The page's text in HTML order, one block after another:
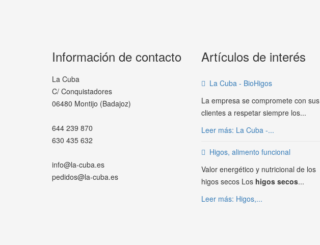
Información de contacto
La Cuba
C/ Conquistadores
06480 Montijo (Badajoz)
644 239 870
630 435 632
info@la-cuba.es
pedidos@la-cuba.es
Artículos de interés
La Cuba - BioHigos
La empresa se compromete con sus
clientes a respetar siempre los...
Leer más: La Cuba -...
Higos, alimento funcional
Valor energético y nutricional de los
higos secos Los higos secos...
Leer más: Higos,...